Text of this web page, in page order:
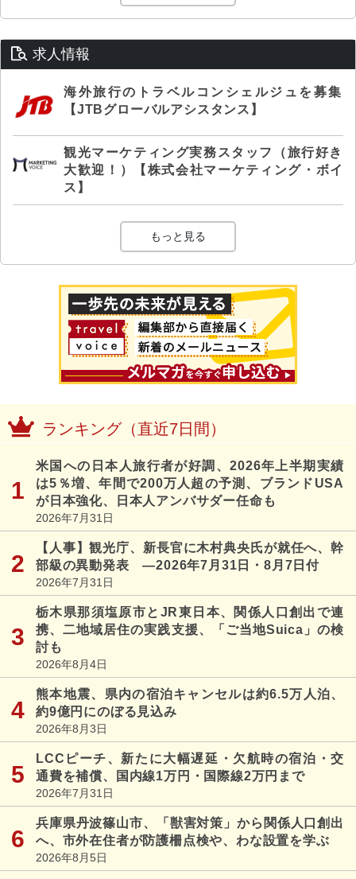
求人情報
海外旅行のトラベルコンシェルジュを募集
【JTBグローバルアシスタンス】
観光マーケティング実務スタッフ（旅行好き
大歓迎！）【株式会社マーケティング・ボイ
ス】
もっと見る
ランキング（直近7日間）
米国への日本人旅行者が好調、2026年上半期実績
は5％増、年間で200万人超の予測、ブランドUSA
が日本強化、日本人アンバサダー任命も
2026年7月31日
【人事】観光庁、新長官に木村典央氏が就任へ、幹
部級の異動発表 ―2026年7月31日・8月7日付
2026年7月31日
栃木県那須塩原市とJR東日本、関係人口創出で連
携、二地域居住の実践支援、「ご当地Suica」の検
討も
2026年8月4日
熊本地震、県内の宿泊キャンセルは約6.5万人泊、
約9億円にのぼる見込み
2026年8月3日
LCCピーチ、新たに大幅遅延・欠航時の宿泊・交
通費を補償、国内線1万円・国際線2万円まで
2026年7月31日
兵庫県丹波篠山市、「獣害対策」から関係人口創出
へ、市外在住者が防護柵点検や、わな設置を学ぶ
2026年8月5日